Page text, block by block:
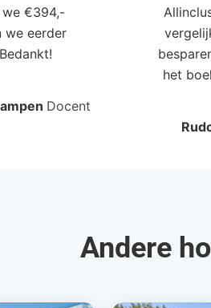
€394,-
we eerder
Docent
het
Andere